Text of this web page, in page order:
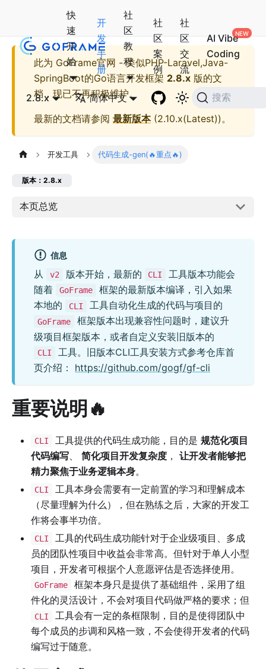
快
速
开
始
开
发
手
册
社
区
教
程
社
区
案
例
社
区
交
流
AI Vibe
Coding
2.8.x 简体中文 搜索
此为 GoFrame官网 - 类似PHP-Laravel,Java-
SpringBoot的Go语言开发框架 2.8.x 版的文
档，现已不再积极维护。
最新的文档请参阅 最新版本(2.10.x(Latest))。
开发工具 代码生成-gen(🔥重点🔥)
版本：2.8.x
本页总览
信息
从 v2 版本开始，最新的 CLI
工具版本功能会
随着
GoFrame
框架的最新版本编译，引入如果
本地的
CLI 工具自动化生成的代码与项目的
GoFrame
框架版本出现兼容性问题时，建议升
级项目框架版本，或者自定义安装旧版本的
CLI
工具。旧版本CLI工具安装方式参考仓库首
页介绍： https://github.com/gogf/gf-cli
重要说明🔥
CLI 工具提供的代码生成功能，目的是 规范化项目
代码编写
简化项目开发复杂度 ， 让开发者能够把
精力聚焦于业务逻辑本身。
CLI
工具本身会需要有一定前置的学习和理解成本
（尽量理解为什么），但在熟练之后，大家的开发工
作将会事半功倍。
CLI
工具的代码生成功能针对于企业级项目、多成
员的团队性项目中收益会非常高。但针对于单人小型
项目，开发者可根据个人意愿评估是否选择使用。
GoFrame
框架本身只是提供了基础组件，采用了组
件化的灵活设计，不会对项目代码做严格的要求；但
CLI
工具会有一定的条框限制，目的是使得团队中
每个成员的步调和风格一致，不会使得开发者的代码
编写过于随意。